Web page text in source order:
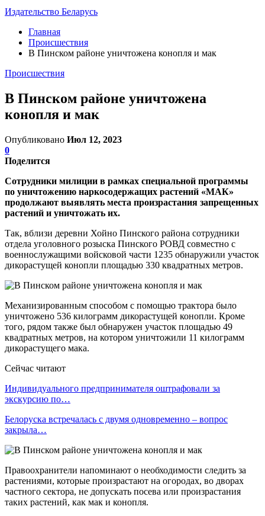
Издательство Беларусь
Главная
Происшествия
В Пинском районе уничтожена конопля и мак
Происшествия
В Пинском районе уничтожена
конопля и мак
Опубликовано Июл 12, 2023
0
Поделится
Сотрудники милиции в рамках специальной программы
по уничтожению наркосодержащих растений «МАК»
продолжают выявлять места произрастания запрещенных
растений и уничтожать их.
Так, вблизи деревни Хойно Пинского района сотрудники
отдела уголовного розыска Пинского РОВД совместно с
военнослужащими войсковой части 1235 обнаружили участок
дикорастущей конопли площадью 330 квадратных метров.
Механизированным способом с помощью трактора было
уничтожено 536 килограмм дикорастущей конопли. Кроме
того, рядом также был обнаружен участок площадью 49
квадратных метров, на котором уничтожили 11 килограмм
дикорастущего мака.
Сейчас читают
Индивидуального предпринимателя оштрафовали за
экскурсию по…
Белоруска встречалась с двумя одновременно – вопрос
закрыла…
Правоохранители напоминают о необходимости следить за
растениями, которые произрастают на огородах, во дворах
частного сектора, не допускать посева или произрастания
таких растений, как мак и конопля.